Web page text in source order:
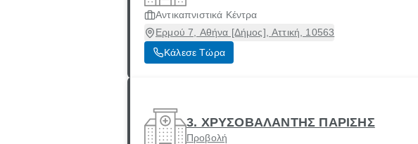
Αντικαπνιστικά Κέντρα
Ερμού 7, Αθήνα [Δήμος], Αττική, 10563
Κάλεσε Τώρα
3. ΧΡΥΣΟΒΑΛΑΝΤΗΣ ΠΑΡΙΣΗΣ
Προβολή